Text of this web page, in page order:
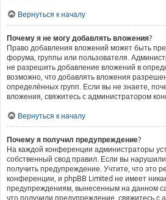
Вернуться к началу
Почему я не могу добавлять вложения?
Право добавления вложений может быть
форума, группы или пользователя.
не разрешить добавление вложений в
возможно, что добавлять вложения
определённых групп. Если вы не знаете,
вложения, свяжитесь с администратором
Вернуться к началу
Почему я получил предупреждение?
На каждой конференции администраторы
собственный свод правил. Если вы
получить предупреждение. Учтите, что это
конференции, и phpBB Limited не имеет
предупреждениям, вынесенным на данном
что получили предупреждение, свяжитесь с